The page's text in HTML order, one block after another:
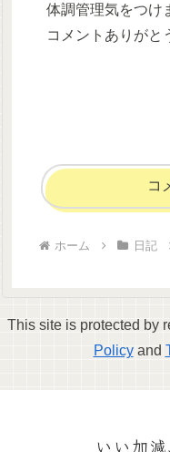
体調管理気をつけ
コメントありがと
コ
ホーム 日記
This site is protected by
Policyand
いい加